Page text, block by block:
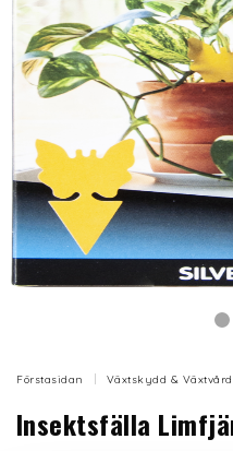
Förstasidan Växtskydd & Växtvård
Insektsfälla